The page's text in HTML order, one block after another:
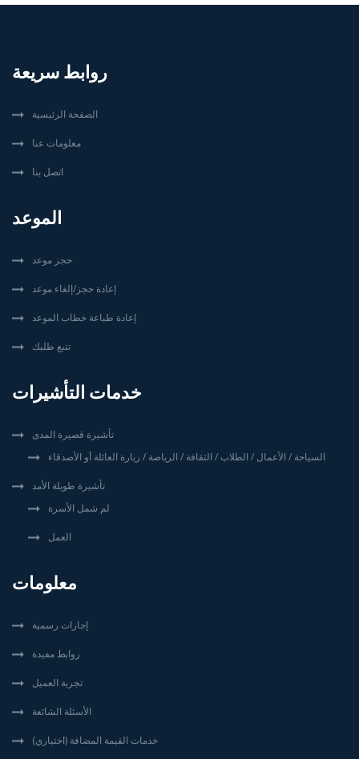
روابط سريعة
الصفحة الرئيسية
معلومات عنا
اتصل بنا
الموعد
حجز موعد
إعادة حجز/إلغاء موعد
إعادة طباعة خطاب الموعد
تتبع طلبك
خدمات التأشيرات
تأشيرة قصيرة المدى
السياحة / الأعمال / الطلاب / الثقافة / الرياضة / زيارة العائلة أو الأصدقاء
تأشيرة طويلة الأمد
لم شمل الأسرة
العمل
معلومات
إجازات رسمية
روابط مفيدة
تجربة العميل
الأسئلة الشائعة
خدمات القيمة المضافة (اختياري)